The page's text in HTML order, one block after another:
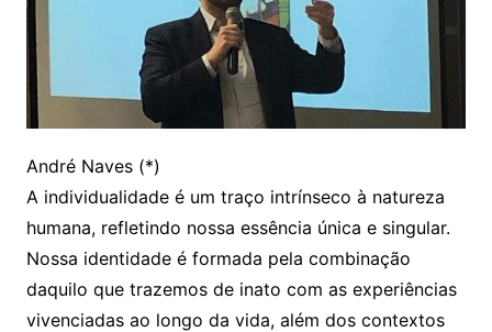
André Naves (*)
A individualidade é um traço intrínseco à natureza
humana, refletindo nossa essência única e singular.
Nossa identidade é formada pela combinação
daquilo que trazemos de inato com as experiências
vivenciadas ao longo da vida, além dos contextos